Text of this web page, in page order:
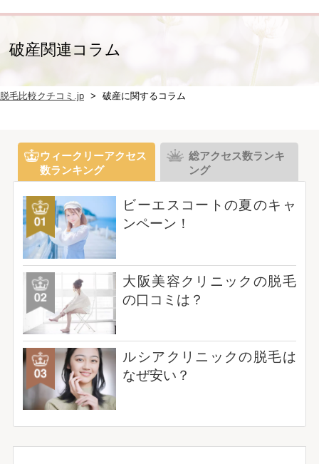
破産関連コラム
脱毛比較クチコミ.jp 破産に関するコラム
ウィークリーアクセス
数ランキング
総アクセス数ランキ
ング
ビーエスコートの夏のキャ
ンペーン！
大阪美容クリニックの脱毛
の口コミは？
ルシアクリニックの脱毛は
なぜ安い？